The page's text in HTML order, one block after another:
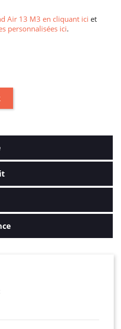
Air 13 M3 en cliquant ici et
personnalisées ici.